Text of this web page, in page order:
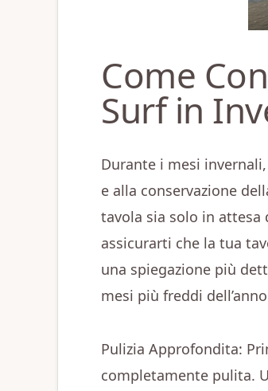
Come
Surf in
Durante i mesi
e alla conservazione
tavola sia solo in attesa
assicurarti che la tua
una spiegazione più
mesi più freddi
Pulizia Approfondita:
completamente pulita.